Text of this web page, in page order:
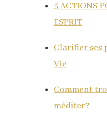
5 ACTIONS
ESPRIT
Clarifier ses
Vie
Comment
méditer?